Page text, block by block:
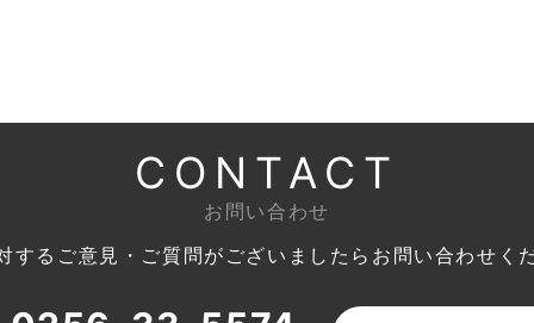
CONTACT
お問い合わせ
するご意見・ご質問がございましたら お問い合わせく